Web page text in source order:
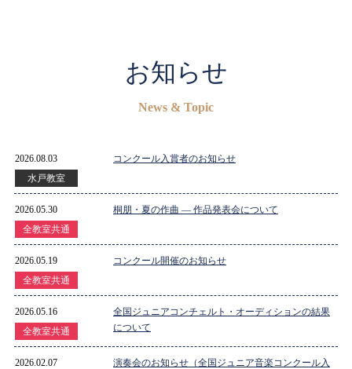
お知らせ
News & Topic
2026.08.03
水戸教室
コンクール入賞者のお知らせ
2026.05.30
全教室共通
桐朋・夏の作曲 ― 作品発表会について
2026.05.19
全教室共通
コンクール開催のお知らせ
2026.05.16
全教室共通
全国ジュニアコンチェルト・オーディションの結果
について
2026.02.07
演奏会のお知らせ（全国ジュニア音楽コンクール入